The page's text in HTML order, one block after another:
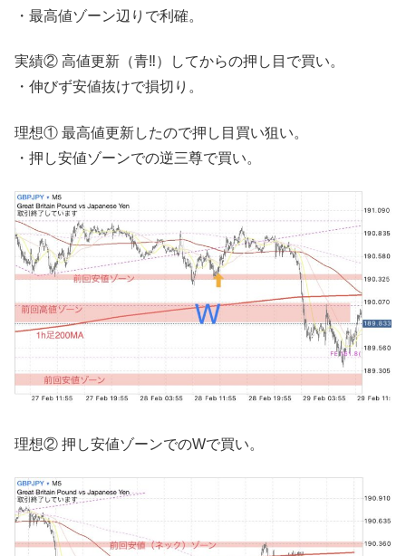
・最高値ゾーン辺りで利確。
実績② 高値更新（青‼︎）してからの押し目で買い。
・伸びず安値抜けで損切り。
理想① 最高値更新したので押し目買い狙い。
・押し安値ゾーンでの逆三尊で買い。
理想② 押し安値ゾーンでのWで買い。